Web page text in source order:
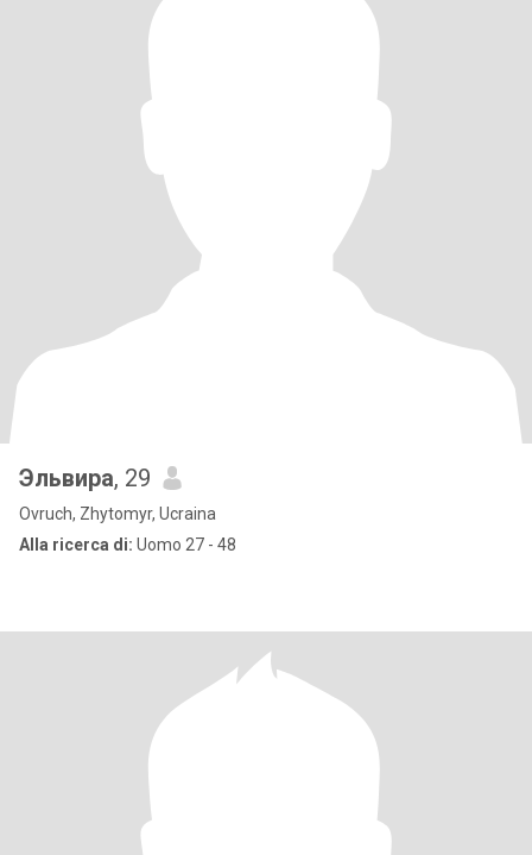
Эльвира, 29
Ovruch, Zhytomyr, Ucraina
Alla ricerca di: Uomo 27 - 48